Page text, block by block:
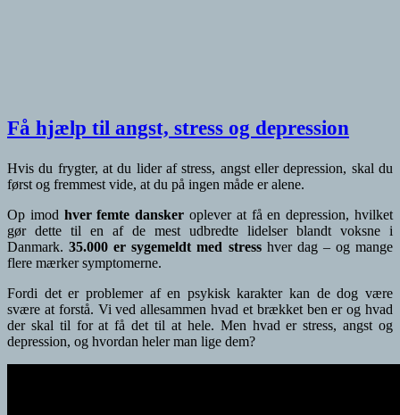
Få hjælp til angst, stress og depression
Hvis du frygter, at du lider af stress, angst eller depression, skal du
først og fremmest vide, at du på ingen måde er alene.
Op imod hver femte dansker oplever at få en depression, hvilket
gør dette til en af de mest udbredte lidelser blandt voksne i
Danmark.35.000 er sygemeldt med stresshver dag – og mange
flere mærker symptomerne.
Fordi det er problemer af en psykisk karakter kan de dog være
svære at forstå. Vi ved allesammen hvad et brækket ben er og hvad
der skal til for at få det til at hele. Men hvad er stress, angst og
depression, og hvordan heler man lige dem?